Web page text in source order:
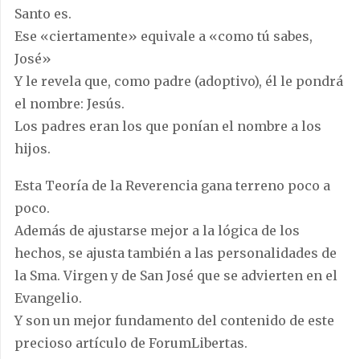
Santo es.
Ese «ciertamente» equivale a «como tú sabes,
José»
Y le revela que, como padre (adoptivo), él le pondrá
el nombre: Jesús.
Los padres eran los que ponían el nombre a los
hijos.
Esta Teoría de la Reverencia gana terreno poco a
poco.
Además de ajustarse mejor a la lógica de los
hechos, se ajusta también a las personalidades de
la Sma. Virgen y de San José que se advierten en el
Evangelio.
Y son un mejor fundamento del contenido de este
precioso artículo de ForumLibertas.